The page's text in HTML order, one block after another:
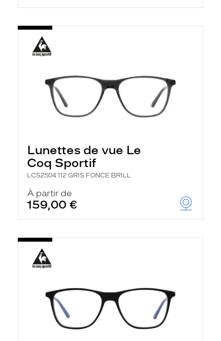
Lunettes de vue Le
Coq Sportif
LCS2504 112 GRIS FONCE BRILL
À partir de
159,00 €